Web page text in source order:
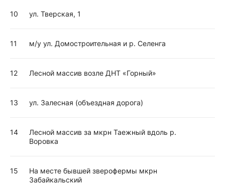
10 ул. Тверская, 1
11 м/у ул. Домостроительная и р. Селенга
12 Лесной массив возле ДНТ «Горный»
13 ул. Залесная (объездная дорога)
14
Лесной массив за мкрн Таежный вдоль р.
Воровка
15
На месте бывшей зверофермы мкрн
Забайкальский